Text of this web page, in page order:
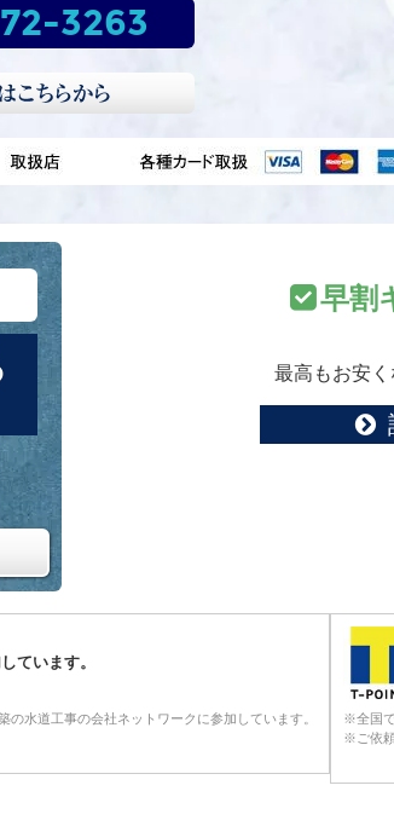
3263
早割
最高もお安く
ています。
水道工事の会社ネットワークに参加しています。
※全国
※ご依